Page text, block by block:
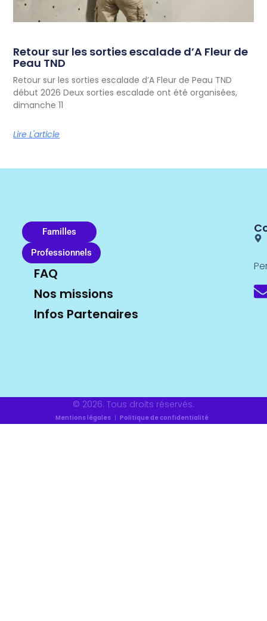
Retour sur les sorties escalade d’A Fleur de
Peau TND
Retour sur les sorties escalade d’A Fleur de Peau TND
début 2026 Deux sorties escalade ont été organisées,
dimanche 11
Lire L'article
Familles
Professionnels
FAQ
Nos missions
Infos Partenaires
© 2026. Tous droits réservés.
Mentions légales| Politique de confidentialité